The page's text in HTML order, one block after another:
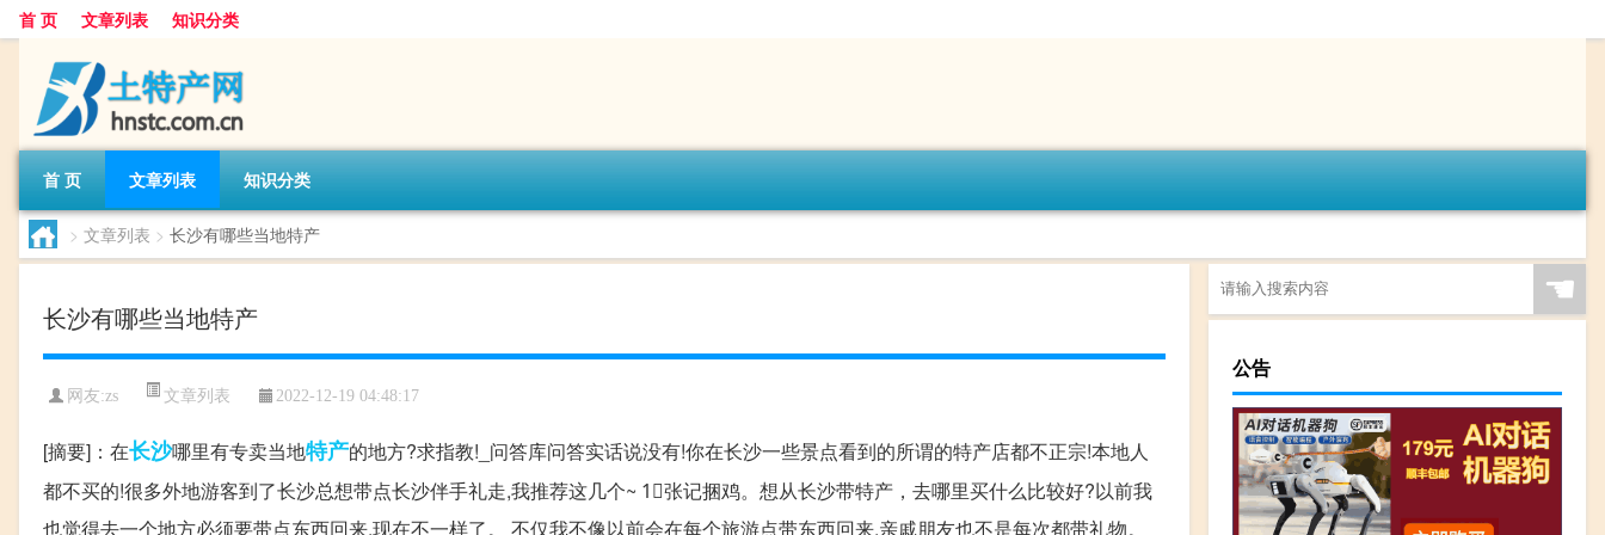
首 页 文章列表 知识分类
首 页 文章列表 知识分类
> 文章列表 > 长沙有哪些当地特产
长沙有哪些当地特产
网友:zs 文章列表 2022-12-19 04:48:17
[摘要]：在长沙哪里有专卖当地特产的地方?求指教!_问答库问答实话说没有!你在长沙一些景点看到的所谓的特产店都不正宗!本地人
都不买的!很多外地游客到了长沙总想带点长沙伴手礼走,我推荐这几个~ 1⃣️张记捆鸡。想从长沙带特产，去哪里买什么比较好?以前我
也觉得去一个地方必须要带点东西回来,现在不一样了。 不仅我不像以前会在每个旅游点带东西回来,亲戚朋友也不是每次都带礼物。
☚
公告